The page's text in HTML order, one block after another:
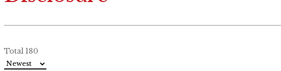
Total 180